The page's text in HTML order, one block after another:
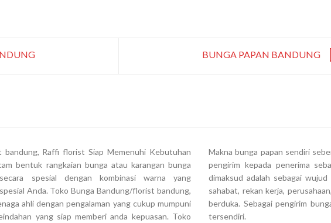
BUNGA PAPAN BANDUNG
bandung, Raffi florist Siap Memenuhi Kebutuhan
bentuk rangkaian bunga atau karangan bunga
spesial dengan kombinasi warna yang
Anda. Toko Bunga Bandung/florist bandung,
ahli dengan pengalaman yang cukup mumpuni
yang siap memberi anda kepuasan. Toko
Makna bunga papan sendiri
pengirim kepada penerima
dimaksud adalah sebagai
sahabat, rekan kerja,
berduka. Sebagai pengirim
tersendiri.